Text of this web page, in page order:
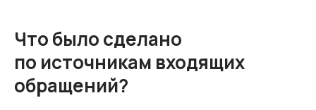
Что было сделано
по источникам входящих
обращений?